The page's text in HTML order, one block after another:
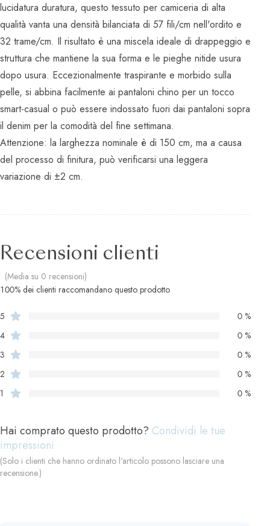
lucidatura duratura, questo tessuto per camiceria di alta
qualità vanta una densità bilanciata di 57 fili/cm nell'ordito e
32 trame/cm. Il risultato è una miscela ideale di drappeggio e
struttura che mantiene la sua forma e le pieghe nitide usura
dopo usura. Eccezionalmente traspirante e morbido sulla
pelle, si abbina facilmente ai pantaloni chino per un tocco
smart-casual o può essere indossato fuori dai pantaloni sopra
il denim per la comodità del fine settimana.
Attenzione: la larghezza nominale è di 150 cm, ma a causa
del processo di finitura, può verificarsi una leggera
variazione di ±2 cm.
Recensioni clienti
(Media su 0 recensioni)
100% dei clienti raccomandano questo prodotto
5
0 %
4
0 %
3
0 %
2
0 %
1
0 %
Hai comprato questo prodotto? Condividi le tue
impressioni
(Solo i clienti che hanno ordinato l'articolo possono lasciare una
recensione.)